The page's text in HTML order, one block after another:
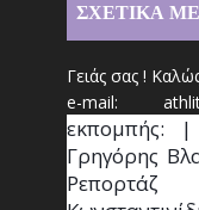
ΣΧΕΤΙΚΑ
Γειάς σας !
e-mail: athl
εκπομπής: |
Γρηγόρης